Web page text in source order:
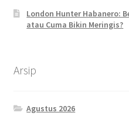
London Hunter Habanero:
atau Cuma Bikin Meringis?
Arsip
Agustus 2026